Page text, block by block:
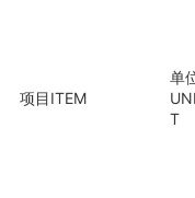
项目ITEM
单
UNI
T